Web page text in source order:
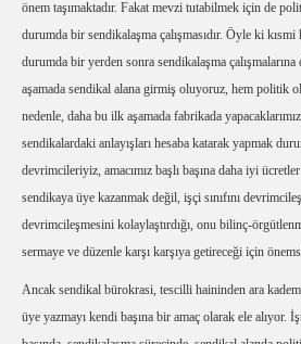
önem taşımaktadır. Fakat mevzi tutabilmek için de
durumda bir sendikalaşma çalışmasıdır. Öyle ki
durumda bir yerden sonra sendikalaşma
aşamada sendikal alana girmiş oluyoruz, hem politik
nedenle, daha bu ilk aşamada fabrikada
sendikalardaki anlayışları hesaba katarak yapmak
devrimcileriyiz, amacımız başlı başına daha iyi
sendikaya üye kazanmak değil, işçi sınıfını
devrimcileşmesini kolaylaştırdığı, onu bilinç-
sermaye ve düzenle karşı karşıya getireceği için
Ancak sendikal bürokrasi, tescilli haininden ara
üye yazmayı kendi başına bir amaç olarak ele alıyor.